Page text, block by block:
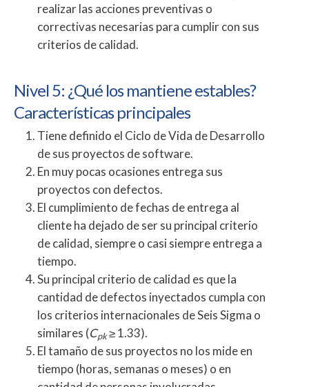
realizar las acciones preventivas o
correctivas necesarias para cumplir con sus
criterios de calidad.
Nivel 5: ¿Qué los mantiene estables?
Características principales
Tiene definido el Ciclo de Vida de Desarrollo
de sus proyectos de software.
En muy pocas ocasiones entrega sus
proyectos con defectos.
El cumplimiento de fechas de entrega al
cliente ha dejado de ser su principal criterio
de calidad, siempre o casi siempre entrega a
tiempo.
Su principal criterio de calidad es que la
cantidad de defectos inyectados cumpla con
los criterios internacionales de Seis Sigma o
similares (Cpk≥ 1.33).
El tamaño de sus proyectos no los mide en
tiempo (horas, semanas o meses) o en